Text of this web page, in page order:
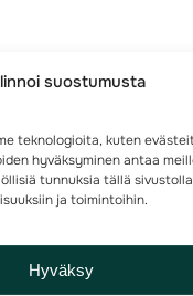
suostumusta
teknologioita, kuten
hyväksyminen antaa
tunnuksia tällä
ja toimintoihin.
Hyväksy